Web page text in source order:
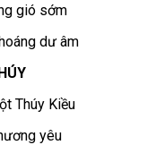
gió sớm
dư âm
Thúy Kiều
yêu